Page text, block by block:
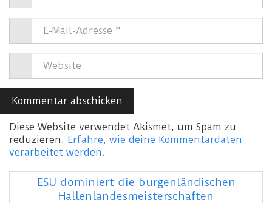
Diese Website verwendet Akismet, um Spam zu
reduzieren. Erfahre, wie deine Kommentardaten
verarbeitet werden.
ESU dominiert die burgenländischen
Hallenlandesmeisterschaften